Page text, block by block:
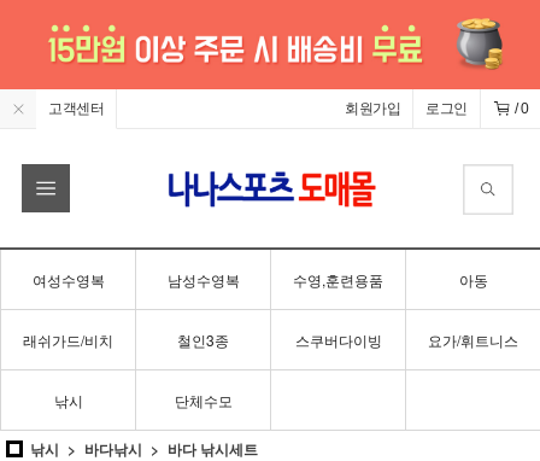
고객센터 /0
로그인
회원가입
여성수영복 남성수영복 수영,훈련용품 아동
래쉬가드/비치 철인3종 스쿠버다이빙 요가/휘트니스
낚시 단체수모
낚시 바다낚시 바다 낚시세트